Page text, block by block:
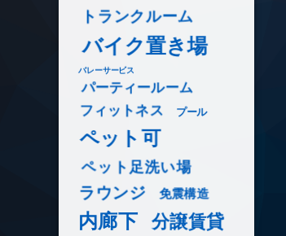
トランクルーム
バイク置き場
バレーサービス
パーティールーム
フィットネス プール
ペット可
ペット足洗い場
ラウンジ 免震構造
内廊下 分譲賃貸